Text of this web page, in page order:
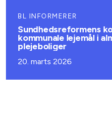
BL INFORMERER
Sundhedsreformens
kommunale lejemål i
plejeboliger
20. marts 2026